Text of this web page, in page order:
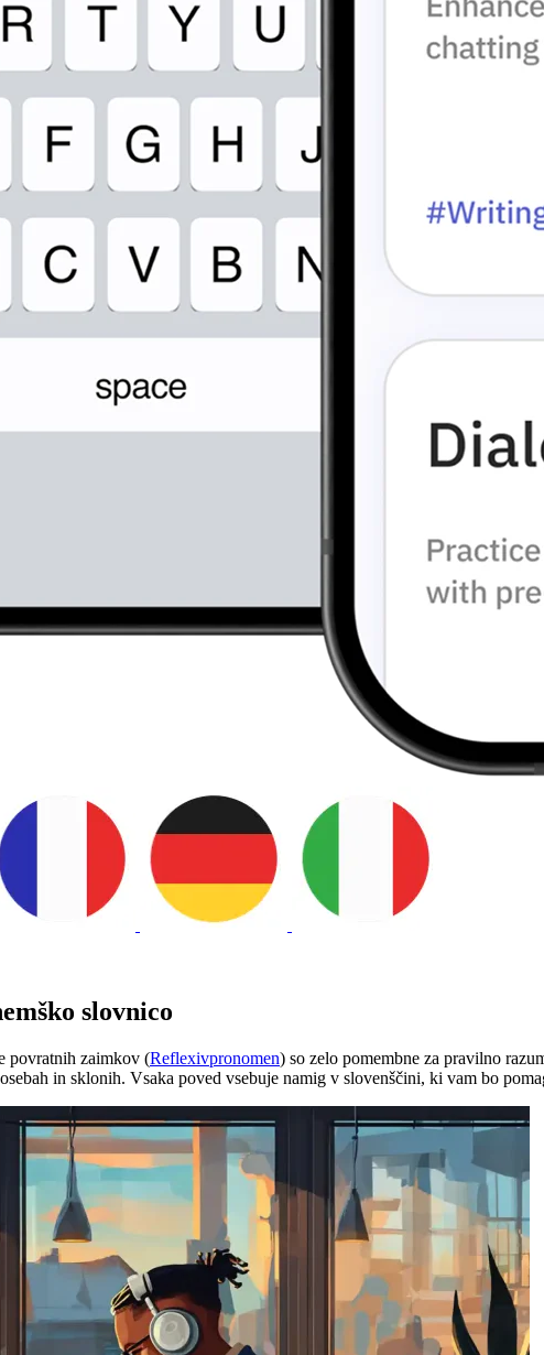
slovnico
povratnih zaimkov (Reflexivpronomen) so zelo pomembne za pravilno
in sklonih. Vsaka poved vsebuje namig v slovenščini, ki vam bo